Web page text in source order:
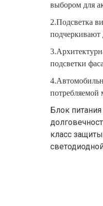
выбором для
2.Подсветка
подчеркивают
подсветки
потребляемой
Блок
класс